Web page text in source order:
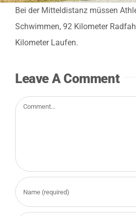
Impressionen
Bei der Mitteldistanz müssen
Schwimmen, 92 Kilometer
Kilometer Laufen.
Leave A Comment
Comment